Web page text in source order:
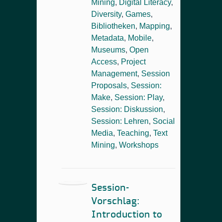
Mining, Digital Literacy,
Diversity, Games,
Bibliotheken, Mapping,
Metadata, Mobile,
Museums, Open
Access, Project
Management, Session
Proposals, Session:
Make, Session: Play,
Session: Diskussion,
Session: Lehren, Social
Media, Teaching, Text
Mining, Workshops
Session-
Vorschlag:
Introduction to